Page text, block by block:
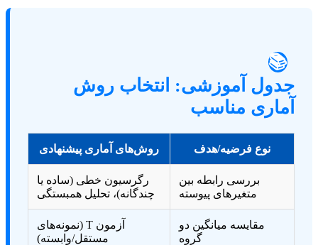
📚
جدول آموزشی: انتخاب روش
آماری مناسب
نوع فرضیه/هدف روش‌های آماری پیشنهادی
بررسی رابطه بین
متغیرهای پیوسته
رگرسیون خطی (ساده یا
چندگانه)، تحلیل همبستگی
مقایسه میانگین دو
گروه
آزمون T (نمونه‌های
مستقل/وابسته)